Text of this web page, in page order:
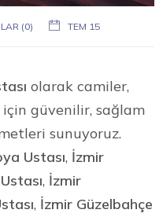
(0) TEM 15
olarak camiler,
güvenilir, sağlam
sunuyoruz.
Ustası, İzmir
, İzmir
, İzmir Güzelbahçe